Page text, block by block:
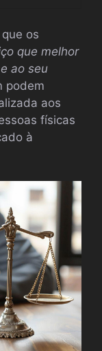
os
que melhor
ao seu
podem
aos
físicas
à